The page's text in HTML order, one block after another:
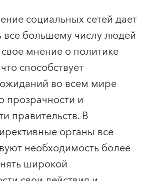
социальных сетей дает
все большему числу людей
мнение о политике
способствует
во всем мире
прозрачности и
правительств. В
органы все
необходимость более
широкой